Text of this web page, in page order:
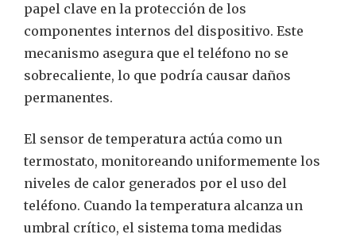
papel clave en la protección de los
componentes internos del dispositivo. Este
mecanismo asegura que el teléfono no se
sobrecaliente, lo que podría causar daños
permanentes.
El sensor de temperatura actúa como un
termostato, monitoreando uniformemente los
niveles de calor generados por el uso del
teléfono. Cuando la temperatura alcanza un
umbral crítico, el sistema toma medidas